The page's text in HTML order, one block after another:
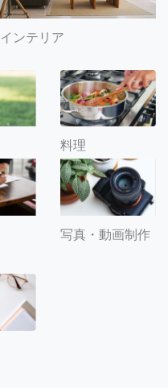
インテリア
料理
写真・動画制作